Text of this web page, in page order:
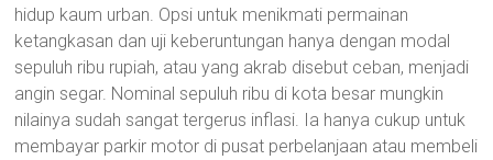
hidup kaum urban. Opsi untuk menikmati permainan
ketangkasan dan uji keberuntungan hanya dengan modal
sepuluh ribu rupiah, atau yang akrab disebut ceban, menjadi
angin segar. Nominal sepuluh ribu di kota besar mungkin
nilainya sudah sangat tergerus inflasi. Ia hanya cukup untuk
membayar parkir motor di pusat perbelanjaan atau membeli